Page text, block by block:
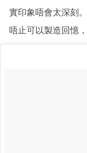
實印象唔會太深刻
唔止可以製造回憶